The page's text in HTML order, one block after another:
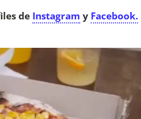
de Instagram y Facebook.